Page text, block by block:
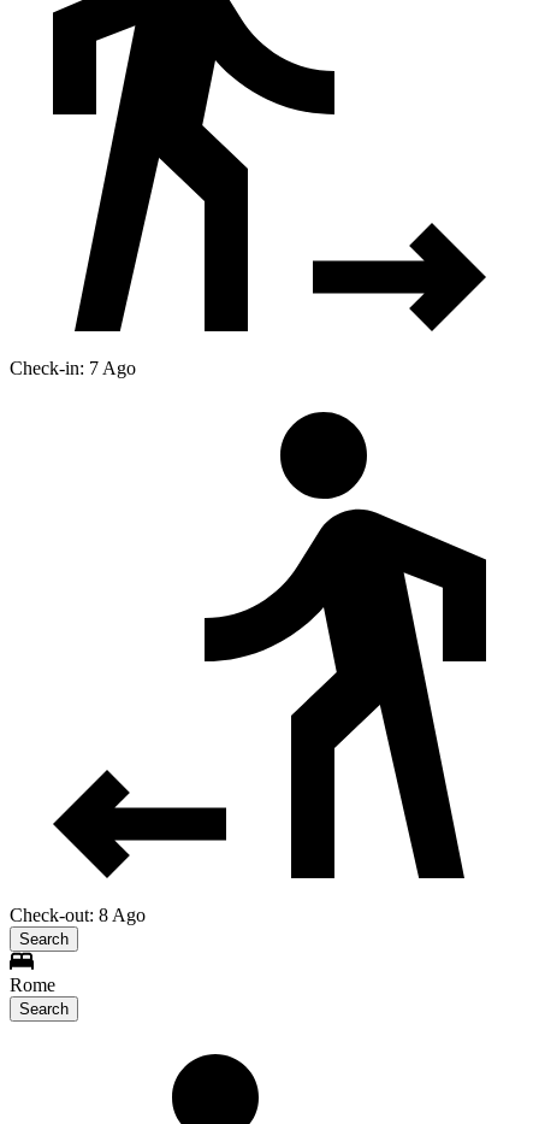
Check-in: 7 Ago
Check-out: 8 Ago
Search
Rome
Search